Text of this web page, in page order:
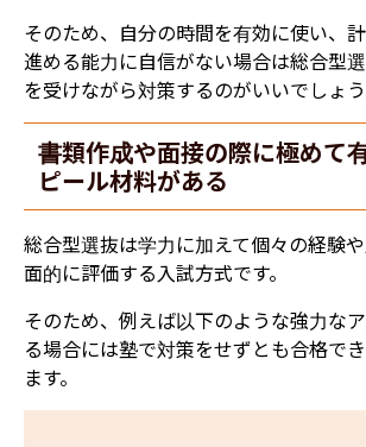
そのため、自分の時間を有効に使い、
進める能力に自信がない場合は総合型
を受けながら対策するのがいいでしょう
書類作成や面接の際に極めて
ピール材料がある
総合型選抜は学力に加えて個々の経験
面的に評価する入試方式です。
そのため、例えば以下のような強力な
る場合には塾で対策をせずとも合格で
ます。